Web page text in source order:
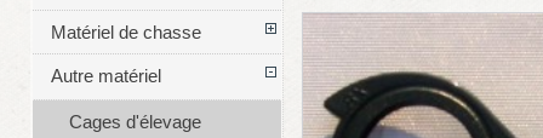
Matériel de chasse
Autre matériel
Cages d'élevage